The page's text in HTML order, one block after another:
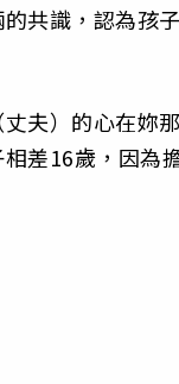
共識，認為孩
夫）的心在妳
差16歲，因為